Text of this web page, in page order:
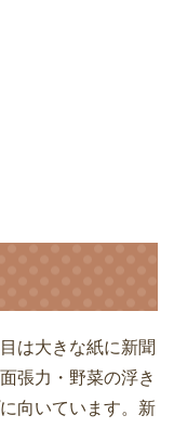
は大きな紙に新聞
張力・野菜の浮き
向いています。新